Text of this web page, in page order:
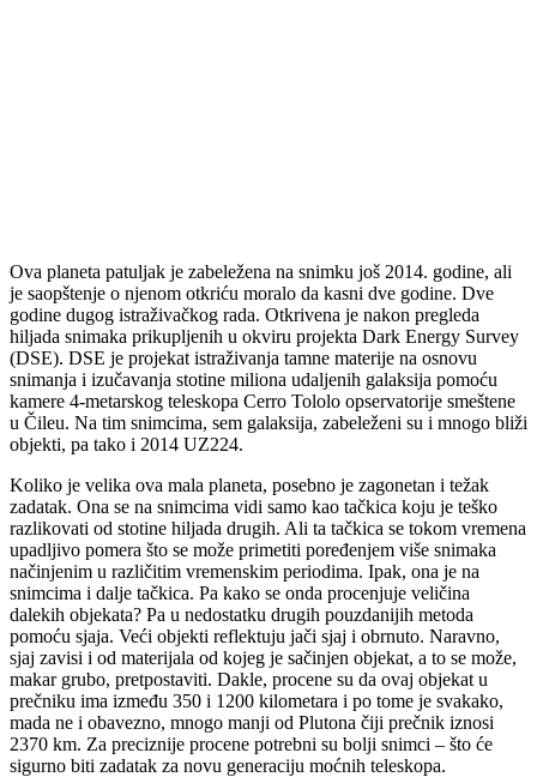
Ova planeta patuljak je zabeležena na snimku još 2014. godine, ali
je saopštenje o njenom otkriću moralo da kasni dve godine. Dve
godine dugog istraživačkog rada. Otkrivena je nakon pregleda
hiljada snimaka prikupljenih u okviru projekta Dark Energy Survey
(DSE). DSE je projekat istraživanja tamne materije na osnovu
snimanja i izučavanja stotine miliona udaljenih galaksija pomoću
kamere 4-metarskog teleskopa Cerro Tololo opservatorije smeštene
u Čileu. Na tim snimcima, sem galaksija, zabeleženi su i mnogo bliži
objekti, pa tako i 2014 UZ224.
Koliko je velika ova mala planeta, posebno je zagonetan i težak
zadatak. Ona se na snimcima vidi samo kao tačkica koju je teško
razlikovati od stotine hiljada drugih. Ali ta tačkica se tokom vremena
upadljivo pomera što se može primetiti poređenjem više snimaka
načinjenim u različitim vremenskim periodima. Ipak, ona je na
snimcima i dalje tačkica. Pa kako se onda procenjuje veličina
dalekih objekata? Pa u nedostatku drugih pouzdanijih metoda
pomoću sjaja. Veći objekti reflektuju jači sjaj i obrnuto. Naravno,
sjaj zavisi i od materijala od kojeg je sačinjen objekat, a to se može,
makar grubo, pretpostaviti. Dakle, procene su da ovaj objekat u
prečniku ima između 350 i 1200 kilometara i po tome je svakako,
mada ne i obavezno, mnogo manji od Plutona čiji prečnik iznosi
2370 km. Za preciznije procene potrebni su bolji snimci – što će
sigurno biti zadatak za novu generaciju moćnih teleskopa.